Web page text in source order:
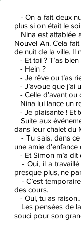
- On a fait deux
plus si on était le
Nina est attablée
Nouvel An. Cela
de nuit de la ville. Il
- Et toi ? T’as
- Hein ?
- Je rêve ou t’as
- J’avoue que j’ai
- Celle d’avant ou
Nina lui lance un
- Je plaisante ! Et
Suite aux
dans leur chalet du
- Tu sais, dans ce
une amie
- Et Simon m’a
- Oui, il a travaillé
presque plus, ne
- C’est
des cours.
- Oui, tu as
Les pensées de
souci pour son